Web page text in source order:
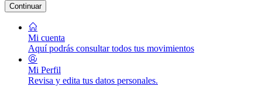
Continuar
Mi cuenta
Aquí podrás consultar todos tus movimientos
Mi Perfil
Revisa y edita tus datos personales.